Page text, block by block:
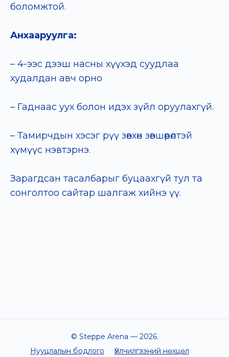
боломжтой.
Анхааруулга:
– 4-ээс дээш насны хүүхэд суудлаа
худалдан авч орно
– Гаднаас уух болон идэх зүйл оруулахгүй.
– Тамирчдын хэсэг рүү зөвхөн зөвшөөрөлтэй
хүмүүс нэвтэрнэ.
Зарагдсан тасалбарыг буцаахгүй тул та
сонголтоо сайтар шалгаж хийнэ үү.
© Steppe Arena — 2026.
Нууцлалын бодлого
Үйлчилгээний нөхцөл